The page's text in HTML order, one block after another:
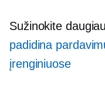
Sužinokite
padidina
įrenginiuose